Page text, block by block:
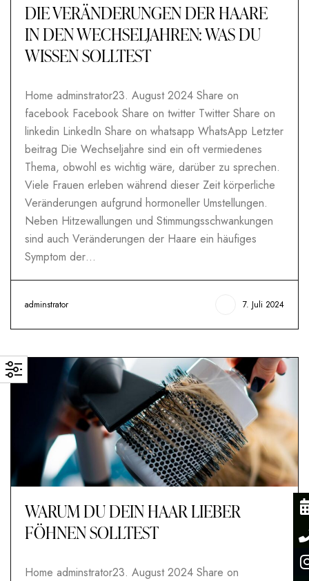
DIE VERÄNDERUNGEN DER HAARE
IN DEN WECHSELJAHREN: WAS DU
WISSEN SOLLTEST
Home adminstrator23. August 2024 Share on
facebook Facebook Share on twitter Twitter Share on
linkedin LinkedIn Share on whatsapp WhatsApp Letzter
beitrag Die Wechseljahre sind ein oft vermiedenes
Thema, obwohl es wichtig wäre, darüber zu sprechen.
Viele Frauen erleben während dieser Zeit körperliche
Veränderungen aufgrund hormoneller Umstellungen.
Neben Hitzewallungen und Stimmungsschwankungen
sind auch Veränderungen der Haare ein häufiges
Symptom der…
adminstrator 7. Juli 2024
WARUM DU DEIN HAAR LIEBER
FÖHNEN SOLLTEST
Home adminstrator23. August 2024 Share on